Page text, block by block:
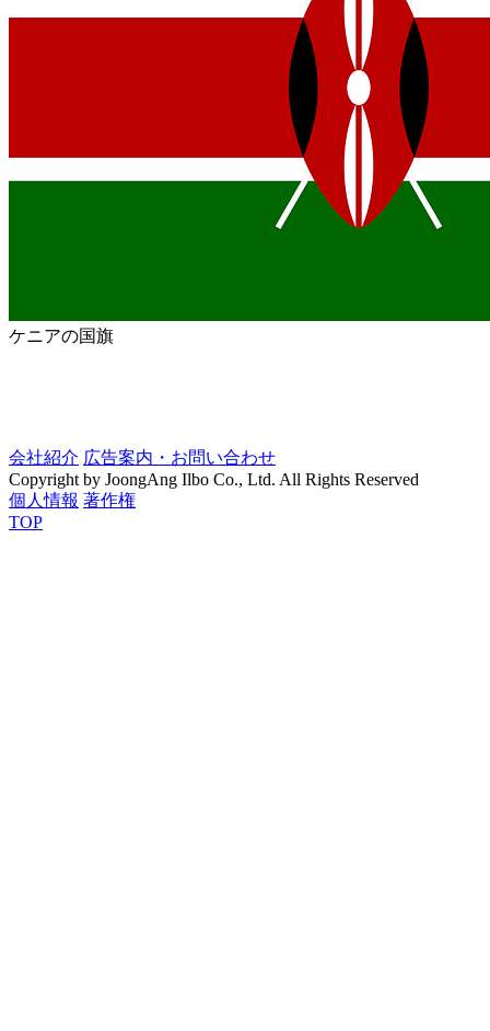
ケニアの国旗
会社紹介 広告案内・お問い合わせ
Copyright by JoongAng Ilbo Co., Ltd. All Rights Reserved
個人情報 著作権
TOP